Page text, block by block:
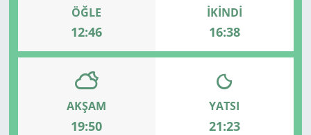
ÖĞLE
12:46
İKINDI
16:38
AKŞAM
19:50
YATSI
21:23